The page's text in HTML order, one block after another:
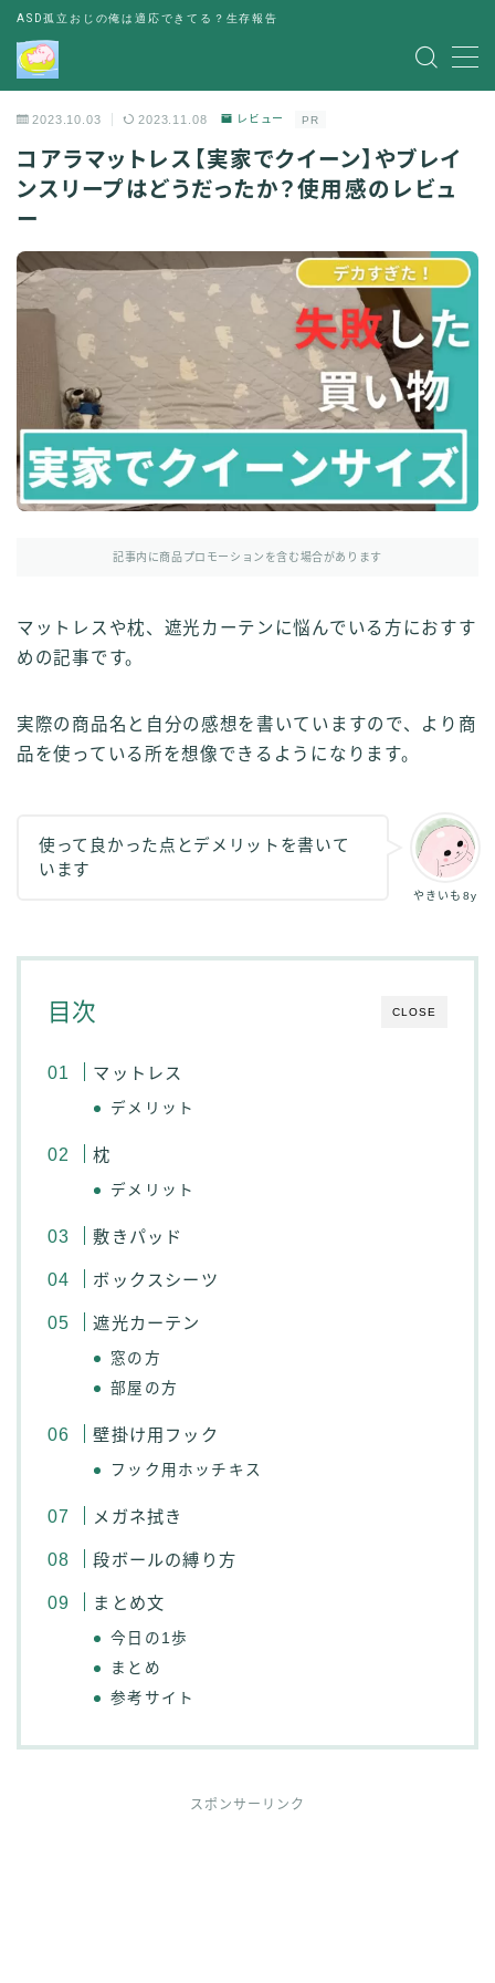
ASD孤立おじの俺は適応できてる？生存報告
MENU
レビュー
お金の悩み
人間関係の悩み
その他
出会い
パーティー
その他
English English edition
2023.10.03 2023.11.08 レビュー PR
コアラマットレス【実家でクイーン】やブレイ
ンスリープはどうだったか？使用感のレビュ
ー
記事内に商品プロモーションを含む場合があります
マットレスや枕、遮光カーテンに悩んでいる方におすす
めの記事です。
実際の商品名と自分の感想を書いていますので、より商
品を使っている所を想像できるようになります。
やきいも8y
使って良かった点とデメリットを書いて
います
CLOSE
目次
マットレス
デメリット
枕
デメリット
敷きパッド
ボックスシーツ
遮光カーテン
窓の方
部屋の方
壁掛け用フック
フック用ホッチキス
メガネ拭き
段ボールの縛り方
まとめ文
今日の1歩
まとめ
参考サイト
スポンサーリンク